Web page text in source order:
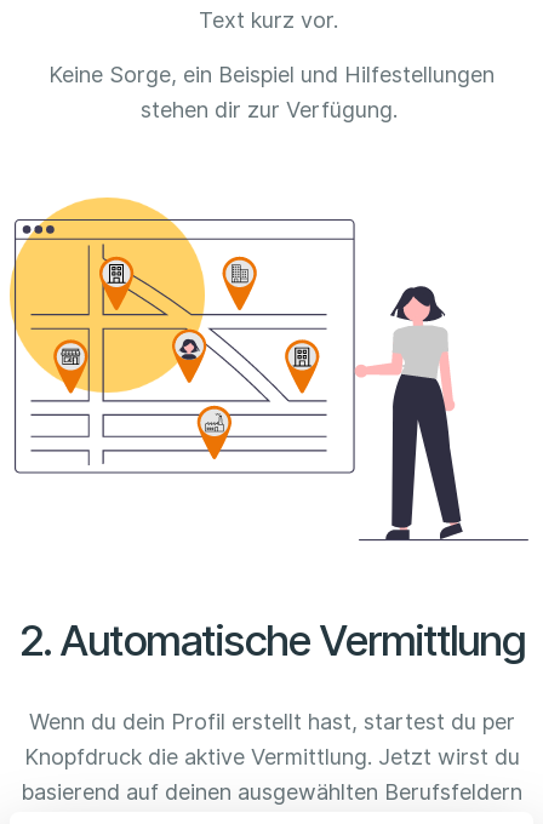
Text kurz vor.
Keine Sorge, ein Beispiel und Hilfestellungen
stehen dir zur Verfügung.
2. Automatische Vermittlung
Wenn du dein Profil erstellt hast, startest du per
Knopfdruck die aktive Vermittlung. Jetzt wirst du
basierend auf deinen ausgewählten Berufsfeldern